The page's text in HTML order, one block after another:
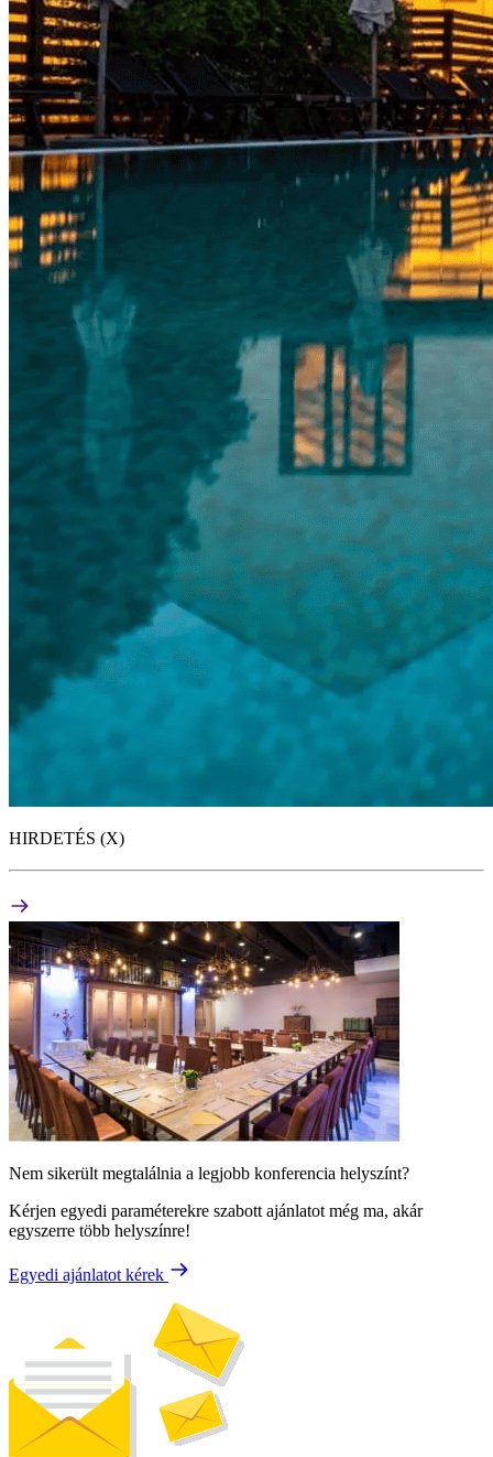
HIRDETÉS (X)
Nem sikerült megtalálnia a legjobb konferencia helyszínt?
Kérjen egyedi paraméterekre szabott ajánlatot még ma, akár
egyszerre több helyszínre!
Egyedi ajánlatot kérek